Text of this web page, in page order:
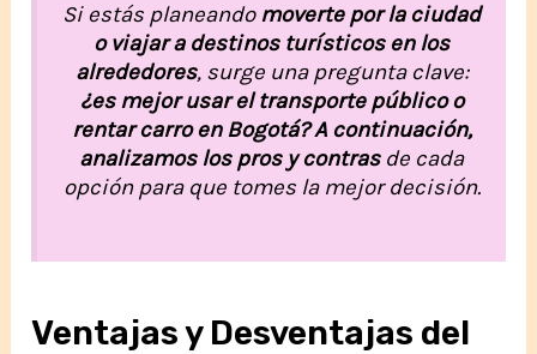
Si estás planeandomoverte por la ciudad
o viajar a destinos turísticos en los
alrededores, surge una pregunta clave:
¿es mejor usar el transporte público o
rentar carro en Bogotá? A continuación,
analizamos los pros y contras de cada
opción para que tomes la mejor decisión.
Ventajas y Desventajas del